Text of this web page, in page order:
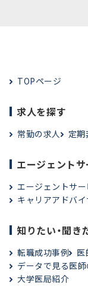
TOPページ
求人を探す
常勤の求人 定
エージェント
エージェントサ
キャリアアドバ
知りたい・聞き
転職成功事例
医
データで見る医
大学医局紹介